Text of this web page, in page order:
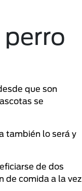
que son
se
también lo será y
de dos
de comida a la vez